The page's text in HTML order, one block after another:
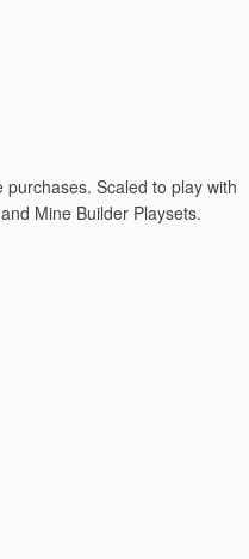
purchases. Scaled to play with
Mine Builder Playsets.